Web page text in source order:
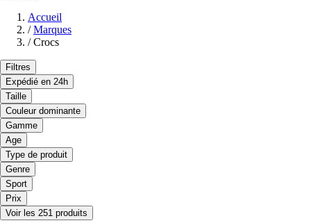
Accueil
/ Marques
/ Crocs
Filtres
Expédié en 24h
Taille
Couleur dominante
Gamme
Age
Type de produit
Genre
Sport
Prix
Voir les 251 produits